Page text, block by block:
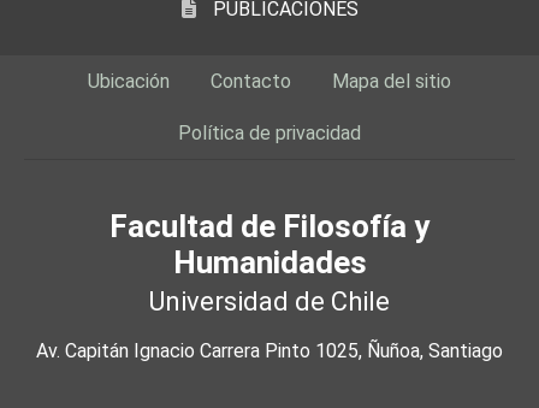
PUBLICACIONES
Ubicación Contacto Mapa del sitio
Política de privacidad
Facultad de Filosofía y
Humanidades
Universidad de Chile
Av. Capitán Ignacio Carrera Pinto 1025, Ñuñoa, Santiago